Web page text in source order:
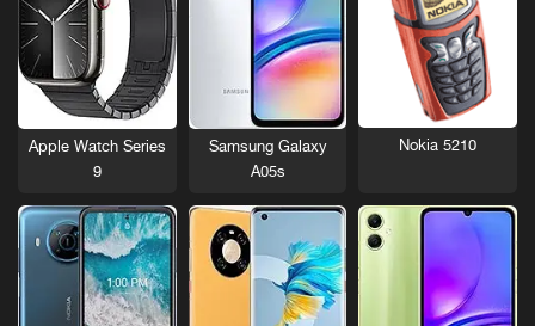
Nokia 5210
Samsung Galaxy
A05s
Apple Watch Series
9